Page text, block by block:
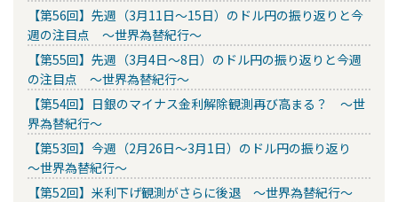
【第56回】先週（3月11日～15日）のドル円の振り返りと今
週の注目点 ～世界為替紀行～
【第55回】先週（3月4日～8日）のドル円の振り返りと今週
の注目点 ～世界為替紀行～
【第54回】日銀のマイナス金利解除観測再び高まる？ ～世
界為替紀行～
【第53回】今週（2月26日～3月1日）のドル円の振り返り
～世界為替紀行～
【第52回】米利下げ観測がさらに後退 ～世界為替紀行～